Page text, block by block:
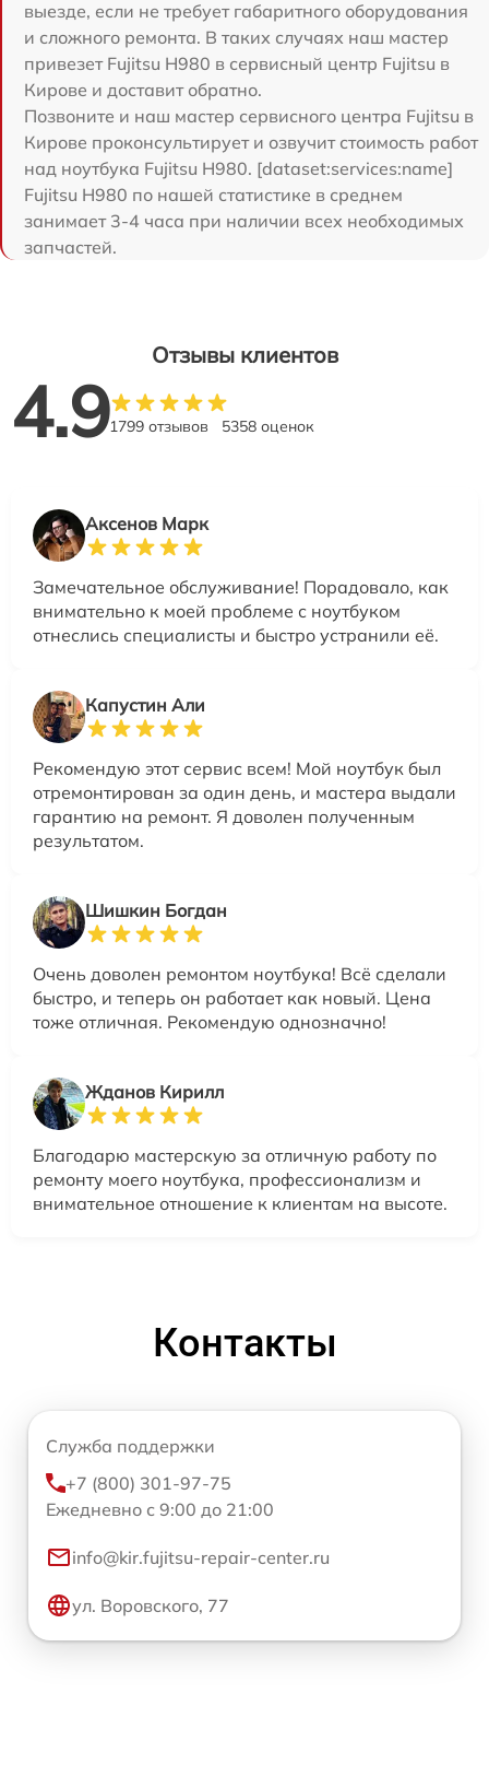
выезде, если не требует габаритного оборудования
и сложного ремонта. В таких случаях наш мастер
привезет Fujitsu H980 в сервисный центр Fujitsu в
Кирове и доставит обратно.
Позвоните и наш мастер сервисного центра Fujitsu в
Кирове проконсультирует и озвучит стоимость работ
над ноутбука Fujitsu H980. [dataset:services:name]
Fujitsu H980 по нашей статистике в среднем
занимает 3-4 часа при наличии всех необходимых
запчастей.
Отзывы клиентов
4.91799 отзывов 5358 оценок
Аксенов Марк
Замечательное обслуживание! Порадовало, как
внимательно к моей проблеме с ноутбуком
отнеслись специалисты и быстро устранили её.
Капустин Али
Рекомендую этот сервис всем! Мой ноутбук был
отремонтирован за один день, и мастера выдали
гарантию на ремонт. Я доволен полученным
результатом.
Шишкин Богдан
Очень доволен ремонтом ноутбука! Всё сделали
быстро, и теперь он работает как новый. Цена
тоже отличная. Рекомендую однозначно!
Жданов Кирилл
Благодарю мастерскую за отличную работу по
ремонту моего ноутбука, профессионализм и
внимательное отношение к клиентам на высоте.
Контакты
Служба поддержки
+7 (800) 301-97-75
Ежедневно с 9:00 до 21:00
info@kir.fujitsu-repair-center.ru
ул. Воровского, 77